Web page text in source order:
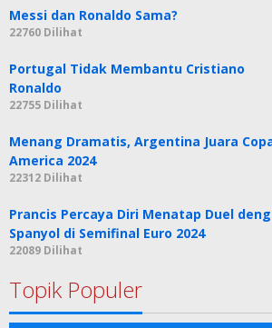
Messi dan Ronaldo Sama?
22760 Dilihat
Portugal Tidak Membantu Cristiano
Ronaldo
22755 Dilihat
Menang Dramatis, Argentina Juara
America 2024
22312 Dilihat
Prancis Percaya Diri Menatap Duel
Spanyol di Semifinal Euro 2024
22089 Dilihat
Topik Populer